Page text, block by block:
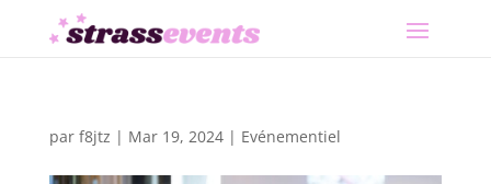
par f8jtz | Mar 19, 2024| Evénementiel